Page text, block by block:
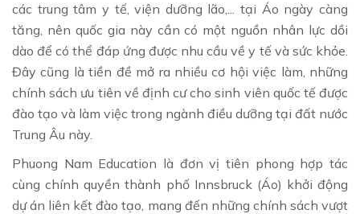
các trung tâm y tế, viện dưỡng lão,... tại Áo ngày càng
tăng, nên quốc gia này cần có một nguồn nhân lực dồi
dào để có thể đáp ứng được nhu cầu về y tế và sức khỏe.
Đây cũng là tiền đề mở ra nhiều cơ hội việc làm, những
chính sách ưu tiên về định cư cho sinh viên quốc tế được
đào tạo và làm việc trong ngành điều dưỡng tại đất nước
Trung Âu này.
Phuong Nam Education là đơn vị tiên phong hợp tác
cùng chính quyền thành phố Innsbruck (Áo) khởi động
dự án liên kết đào tạo, mang đến những chính sách vượt